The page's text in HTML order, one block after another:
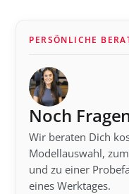
PERSÖNLICHE
Noch
Wir beraten Dich
Modellauswahl,
und zu einer
eines Werktages.